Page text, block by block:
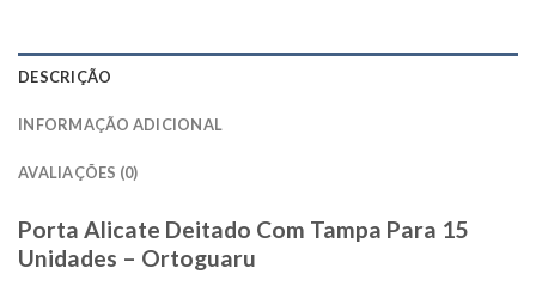
DESCRIÇÃO
INFORMAÇÃO ADICIONAL
AVALIAÇÕES (0)
Porta Alicate Deitado Com Tampa Para 15
Unidades – Ortoguaru